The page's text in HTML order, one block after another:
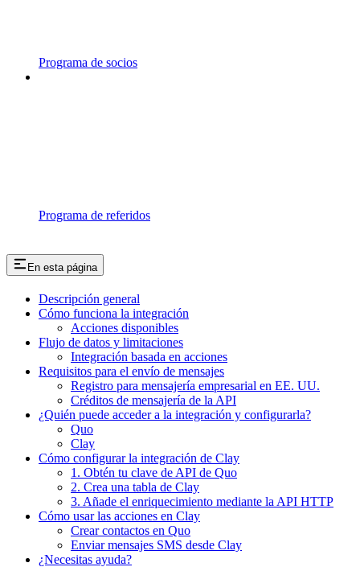
Programa de socios
Programa de referidos
En esta página
Descripción general
Cómo funciona la integración
Acciones disponibles
Flujo de datos y limitaciones
Integración basada en acciones
Requisitos para el envío de mensajes
Registro para mensajería empresarial en EE. UU.
Créditos de mensajería de la API
¿Quién puede acceder a la integración y configurarla?
Quo
Clay
Cómo configurar la integración de Clay
1. Obtén tu clave de API de Quo
2. Crea una tabla de Clay
3. Añade el enriquecimiento mediante la API HTTP
Cómo usar las acciones en Clay
Crear contactos en Quo
Enviar mensajes SMS desde Clay
¿Necesitas ayuda?